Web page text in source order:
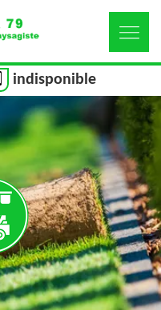
indisponible